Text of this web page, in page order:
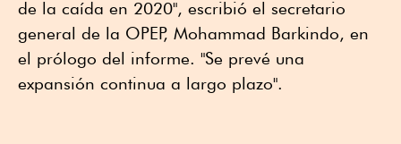
de la caída en 2020", escribió el secretario
general de la OPEP, Mohammad Barkindo, en
el prólogo del informe. "Se prevé una
expansión continua a largo plazo".